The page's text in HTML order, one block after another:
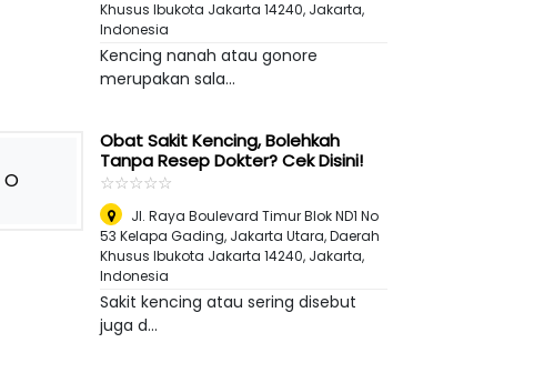
Khusus Ibukota Jakarta 14240, Jakarta,
Indonesia
Kencing nanah atau gonore
merupakan sala...
O
Obat Sakit Kencing, Bolehkah
Tanpa Resep Dokter? Cek Disini!
☆☆☆☆☆
★★★★★
Jl. Raya Boulevard Timur Blok ND1 No
53 Kelapa Gading, Jakarta Utara, Daerah
Khusus Ibukota Jakarta 14240, Jakarta,
Indonesia
Sakit kencing atau sering disebut
juga d...